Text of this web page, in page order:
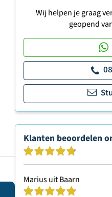
Wij helpen je graag
geopend
Klanten beoordelen
Marius uit Baarn